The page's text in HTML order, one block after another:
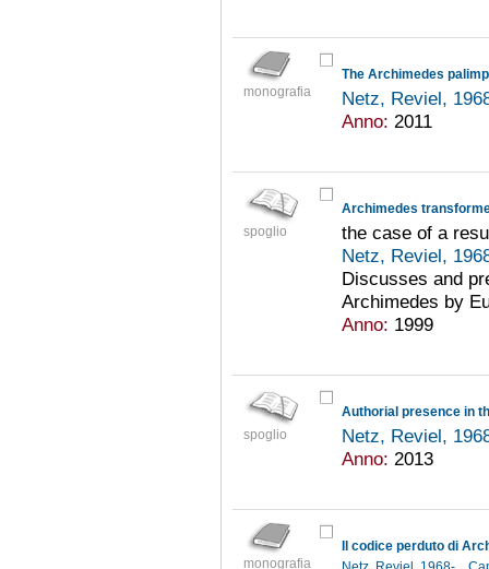
monografia
The Archimedes
Netz, Reviel,
Anno: 2011
spoglio
Archimedes
the case of a
Netz, Reviel,
Discusses and
Archimedes by
Anno: 1999
spoglio
Authorial presence in
Netz, Reviel,
Anno: 2013
monografia
Il codice perduto di